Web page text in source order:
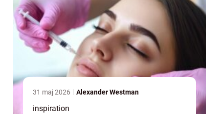
31 maj 2026 Alexander Westman
inspiration